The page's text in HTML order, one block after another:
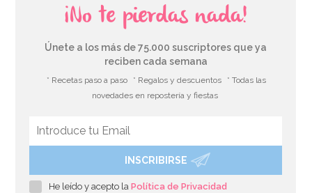
Botellita de leche tradicional 0,5 Lt
¡No te pierdas nada!
Únete a los más de 75.000 suscriptores que ya
reciben cada semana
* Recetas paso a paso * Regalos y descuentos
* Todas las
novedades en repostería y fiestas
INSCRIBIRSE
He leído y acepto laPolítica de Privacidad